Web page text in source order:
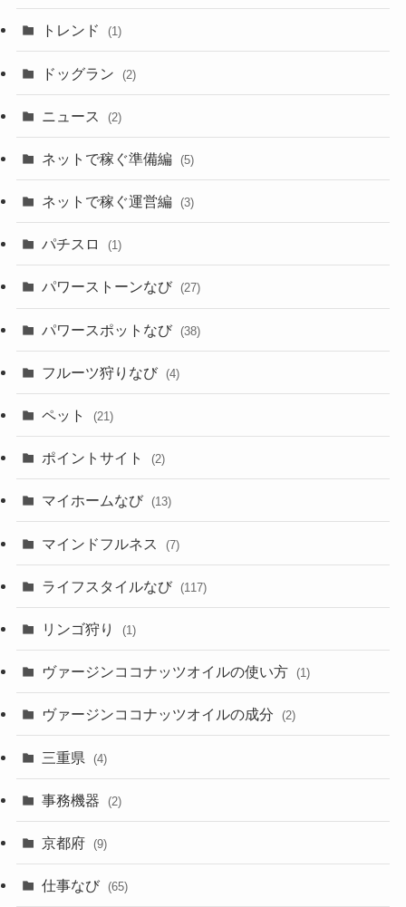
トレンド (1)
ドッグラン (2)
ニュース (2)
ネットで稼ぐ準備編 (5)
ネットで稼ぐ運営編 (3)
パチスロ (1)
パワーストーンなび (27)
パワースポットなび (38)
フルーツ狩りなび (4)
ペット (21)
ポイントサイト (2)
マイホームなび (13)
マインドフルネス (7)
ライフスタイルなび (117)
リンゴ狩り (1)
ヴァージンココナッツオイルの使い方 (1)
ヴァージンココナッツオイルの成分 (2)
三重県 (4)
事務機器 (2)
京都府 (9)
仕事なび (65)